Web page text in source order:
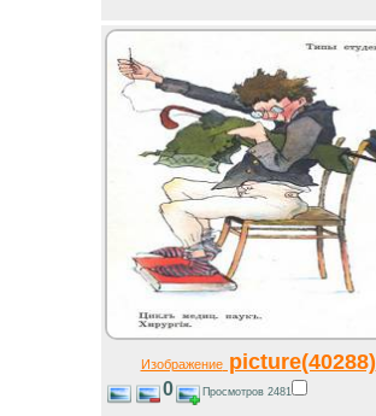
Изображениеpicture(40288)
0 Просмотров 2481